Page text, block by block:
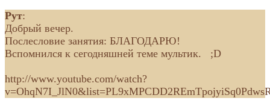
Рут:
Добрый вечер.
Послесловие занятия: БЛАГОДАРЮ!
Вспомнился к сегодняшней теме мультик. ;D
http://www.youtube.com/watch?